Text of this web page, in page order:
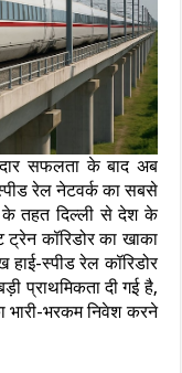
सफलता के बाद अब
रेल नेटवर्क का सबसे
के तहत दिल्ली से देश के
कॉरिडोर का खाका
स्पीड रेल कॉरिडोर
प्राथमिकता दी गई है,
भरकम निवेश करने